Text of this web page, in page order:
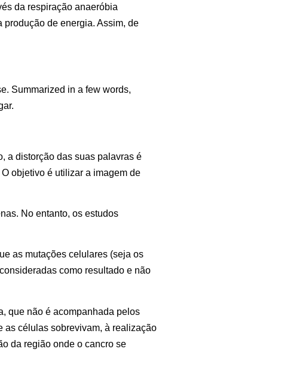
da respiração anaeróbia
produção de energia. Assim, de
Summarized in a few words,
a distorção das suas palavras é
objetivo é utilizar a imagem de
No entanto, os estudos
as mutações celulares (seja os
como resultado e não
que não é acompanhada pelos
as células sobrevivam, à realização
da região onde o cancro se